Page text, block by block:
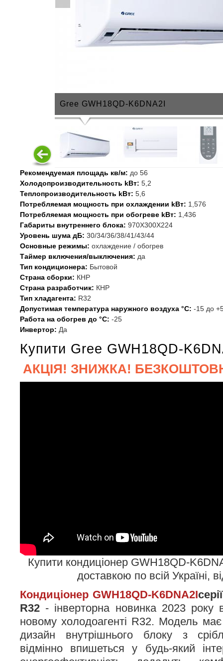
Gree GWH18QD-K6DNA2I
Рекомендуемая площадь кв/м: до 56
Холодопроизводительность kВт: 5,2
Теплопроизводительность kВт: 5,6
Потребляемая мощность при охлаждении kВт: 1,576
Потребляемая мощность при обогреве kВт: 1,436
Габариты внутреннего блока: 970X300X224
Уровень шума дБ: 30/34/36/38/41/43/44
Основные режимы: охлаждение / обогрев
Таймер включения/выключения: да
Тип кондиционера: Бытовой
Страна сборки: КНР
Страна разработчик: КНР
Тип хладагента: R32
Допустимая температура наружного воздуха °С: -15 до
Работа на обогрев до °С: -25
Инвертор: Да
Купити Gree GWH18QD-
АКЦІЯ! ЗНИЖКА!
Купити кондиціонер GWH18QD-
доставкою по всій Україні,
Кондиціонер GWH18QD-K6DNA2I
R32 - інверторна новинка 2023 року
новому холодоагенті R32. Модель
дизайн внутрішнього блоку з
відмінно впишеться у будь-який